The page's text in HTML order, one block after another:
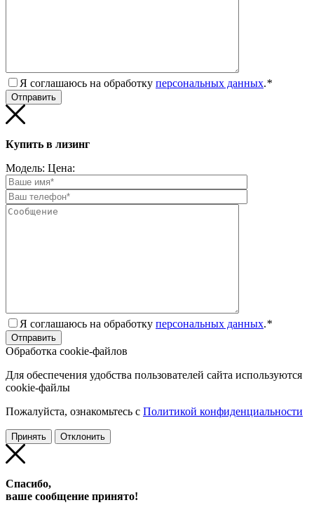
Я соглашаюсь на обработку персональных данных.*
Купить в лизинг
Модель: Цена:
Я соглашаюсь на обработку персональных данных.*
Обработка cookie-файлов
Для обеспечения удобства пользователей сайта используются
cookie-файлы
Пожалуйста, ознакомьтесь с Политикой конфиденциальности
Принять Отклонить
Спасибо,
ваше сообщение принято!